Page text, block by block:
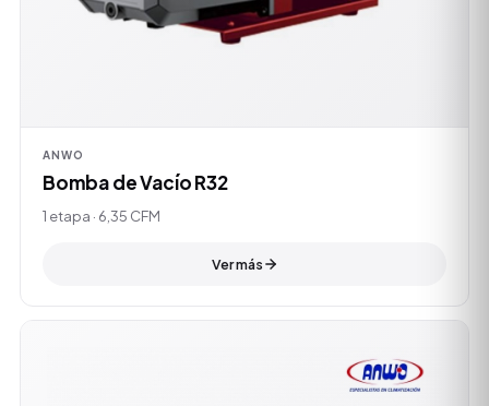
ANWO
Bomba de Vacío R32
1 etapa · 6,35 CFM
Ver más